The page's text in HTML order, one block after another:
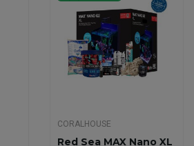
CORALHOUSE
Red Sea MAX Nano XL